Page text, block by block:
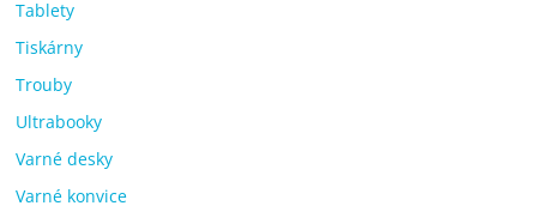
Tablety
Tiskárny
Trouby
Ultrabooky
Varné desky
Varné konvice